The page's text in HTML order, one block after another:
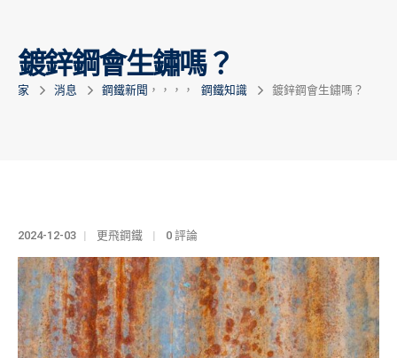
鍍鋅鋼會生鏽嗎？
家 消息 鋼鐵新聞 ，，，， 鋼鐵知識 鍍鋅鋼會生鏽嗎？
2024-12-03 更飛鋼鐵 0 評論